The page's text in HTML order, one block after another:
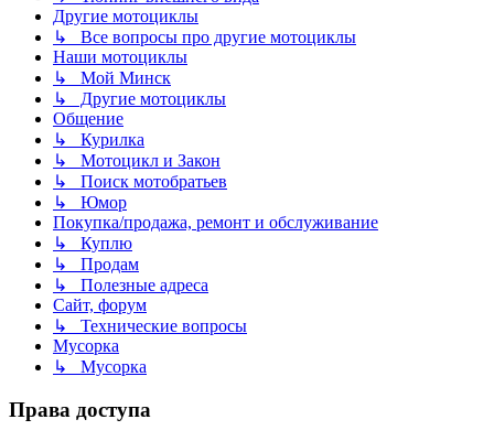
Другие мотоциклы
↳ Все вопросы про другие мотоциклы
Наши мотоциклы
↳ Мой Минск
↳ Другие мотоциклы
Общение
↳ Курилка
↳ Мотоцикл и Закон
↳ Поиск мотобратьев
↳ Юмор
Покупка/продажа, ремонт и обслуживание
↳ Куплю
↳ Продам
↳ Полезные адреса
Сайт, форум
↳ Технические вопросы
Мусорка
↳ Мусорка
Права доступа